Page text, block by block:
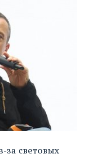
световых